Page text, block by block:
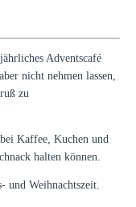
Adventscafé
nicht nehmen lassen,
zu
Kaffee, Kuchen und
halten können.
und Weihnachtszeit.